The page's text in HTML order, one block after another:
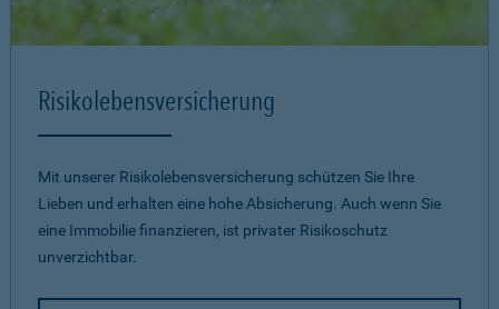
Risikolebensversicherung
Mit unserer Risikolebensversicherung schützen Sie Ihre
Lieben und erhalten eine hohe Absicherung. Auch wenn Sie
eine Immobilie finanzieren, ist privater Risikoschutz
unverzichtbar.